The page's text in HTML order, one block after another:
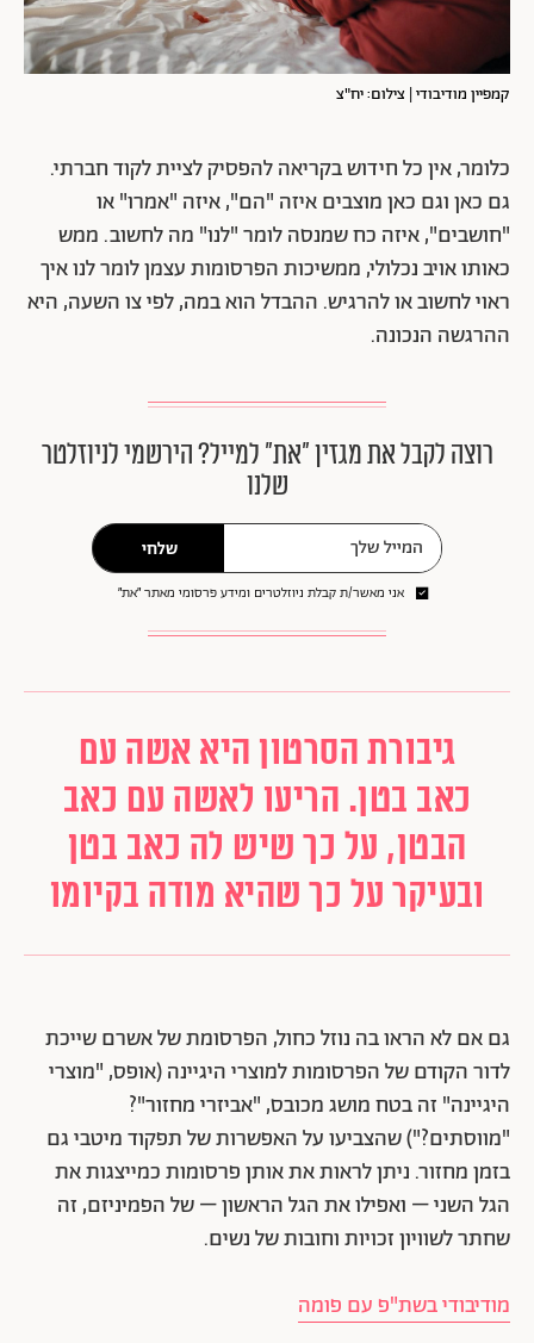
קמפיין מודיבודי | צילום: יח"צ
כלומר, אין כל חידוש בקריאה להפסיק לציית לקוד חברתי.
גם כאן וגם כאן מוצבים איזה "הם", איזה "אמרו" או
"חושבים", איזה כח שמנסה לומר "לנו" מה לחשוב. ממש
כאותו אויב נכלולי, ממשיכות הפרסומות עצמן לומר לנו איך
ראוי לחשוב או להרגיש. ההבדל הוא במה, לפי צו השעה, היא
ההרגשה הנכונה.
רוצה לקבל את מגזין ״את״ למייל? הירשמי לניוזלטר
שלנו
שלחי
אני מאשר/ת קבלת ניוזלטרים ומידע פרסומי מאתר ״את״
גיבורת הסרטון היא אשה עם
כאב בטן. הריעו לאשה עם כאב
הבטן, על כך שיש לה כאב בטן
ובעיקר על כך שהיא מודה בקיומו
גם אם לא הראו בה נוזל כחול, הפרסומת של אשרם שייכת
לדור הקודם של הפרסומות למוצרי היגיינה (אופס, "מוצרי
היגיינה" זה בטח מושג מכובס, "אביזרי מחזור"?
"מווסתים?") שהצביעו על האפשרות של תפקוד מיטבי גם
בזמן מחזור. ניתן לראות את אותן פרסומות כמייצגות את
הגל השני – ואפילו את הגל הראשון – של הפמיניזם, זה
שחתר לשוויון זכויות וחובות של נשים.
מודיבודי בשת"פ עם פומה